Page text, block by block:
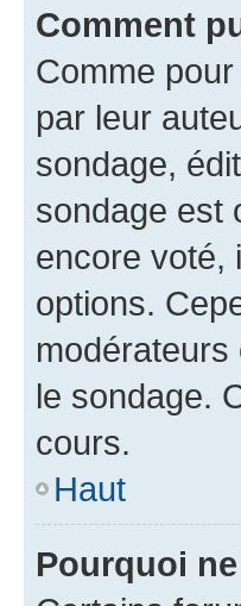
Comment
Comme
par leur
sondage,
sondage est
encore voté,
options.
le sondage.
cours.
Haut
Pourquoi